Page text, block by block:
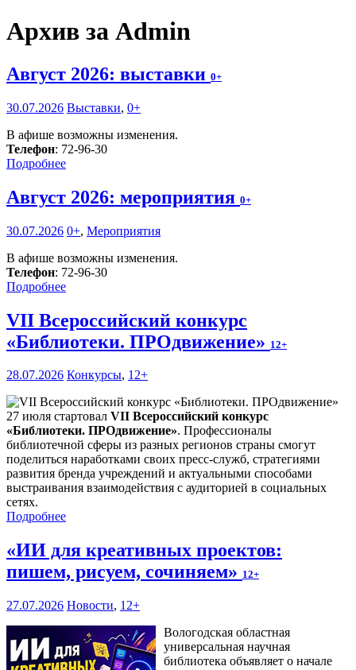
Архив за Admin
Август 2026: выставки 0+
30.07.2026 Выставки, 0+
В афише возможны изменения.
Телефон: 72-96-30
Подробнее
Август 2026: мероприятия 0+
30.07.2026 0+, Мероприятия
В афише возможны изменения.
Телефон: 72-96-30
Подробнее
VII Всероссийский конкурс
«Библиотеки. ПРОдвижение» 12+
28.07.2026 Конкурсы, 12+
27 июля стартовал VII Всероссийский конкурс
«Библиотеки. ПРОдвижение». Профессионалы
библиотечной сферы из разных регионов страны смогут
поделиться наработками своих пресс-служб, стратегиями
развития бренда учреждений и актуальными способами
выстраивания взаимодействия с аудиторией в социальных
сетях.
Подробнее
«ИИ для креативных проектов:
пишем, рисуем, сочиняем» 12+
27.07.2026 Новости, 12+
Вологодская областная
универсальная научная
библиотека объявляет о начале